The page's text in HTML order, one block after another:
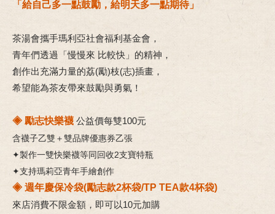
「給自己多一點鼓勵，給明天多一點期待」
茶湯會攜手瑪利亞社會福利基金會，
青年們透過「慢慢來 比較快」的精神，
創作出充滿力量的荔(勵)枝(志)插畫，
希望能為茶友帶來鼓勵與勇氣！
◈ 勵志快樂襪 公益價每雙100元
含襪子乙雙＋雙品牌優惠券乙張
✦製作一雙快樂襪等同回收2支寶特瓶
✦支持瑪莉亞青年手繪創作
◈ 週年慶保冷袋(勵志款2杯袋/TP TEA款4杯袋)
來店消費不限金額，即可以10元加購